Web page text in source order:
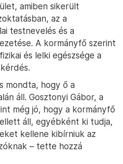
amiben sikerült
az a
testnevelés és a
A kormányfő szerint
és lelki egészsége a
mondta, hogy ő a
áll. Gosztonyi Gábor, a
még jó, hogy a kormányfő
áll, egyébként ki tudja,
kellene kibírniuk az
– tette hozzá